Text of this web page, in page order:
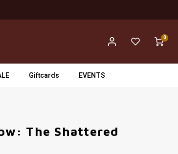
0
Giftcards EVENTS
The Shattered